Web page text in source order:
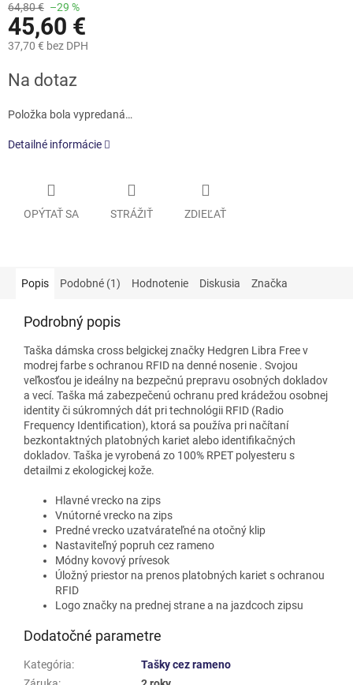
64,80 € –29 %
45,60 €
37,70 € bez DPH
cena:
Na dotaz
Položka bola vypredaná…
Detailné informácie
OPÝTAŤ SA STRÁŽIŤ ZDIEĽAŤ
Popis Podobné (1) Hodnotenie Diskusia Značka
Podrobný popis
Taška dámska cross belgickej značky Hedgren Libra Free v
modrej farbe s ochranou RFID na denné nosenie . Svojou
veľkosťou je ideálny na bezpečnú prepravu osobných dokladov
a vecí. Taška má zabezpečenú ochranu pred krádežou osobnej
identity či súkromných dát pri technológii RFID (Radio
Frequency Identification), ktorá sa používa pri načítaní
bezkontaktných platobných kariet alebo identifikačných
dokladov. Taška je vyrobená zo 100% RPET polyesteru s
detailmi z ekologickej kože.
Hlavné vrecko na zips
Vnútorné vrecko na zips
Predné vrecko uzatvárateľné na otočný klip
Nastaviteľný popruh cez rameno
Módny kovový prívesok
Úložný priestor na prenos platobných kariet s ochranou
RFID
Logo značky na prednej strane a na jazdcoch zipsu
Dodatočné parametre
Kategória:
Tašky cez rameno